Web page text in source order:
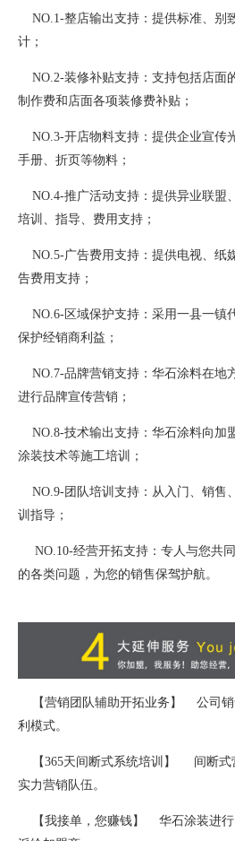
NO.1-整店输出支持：提供标准、别
计；
NO.2-装修补贴支持：支持包括店面
制作费和店面各项装修费补贴；
NO.3-开店物料支持：提供企业宣传
手册、折页等物料；
NO.4-推广活动支持：提供异业联盟
培训、指导、费用支持；
NO.5-广告费用支持：提供电视、纸
告费用支持；
NO.6-区域保护支持：采用一县一镇
保护经销商利益；
NO.7-品牌营销支持：华石涂料在地
进行品牌宣传营销；
NO.8-技术输出支持：华石涂料向加
涂装技术等施工培训；
NO.9-团队培训支持：从入门、销售
训指导；
NO.10-经营开拓支持：专人与您共
的各类问题，为您的销售保驾护航。
【营销团队辅助开拓业务】 公司销
利模式。
【365天间断式系统培训】 间断式
实力营销队伍。
【我接单，您赚钱】 华石涂装进行